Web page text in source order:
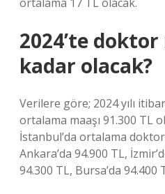
2024’te
kadar olacak?
Verilere göre; 2024 yılı
ortalama maaşı 91.300 TL
İstanbul’da ortalama doktor
Ankara’da 94.900 TL,
94.300 TL, Bursa’da 94.400